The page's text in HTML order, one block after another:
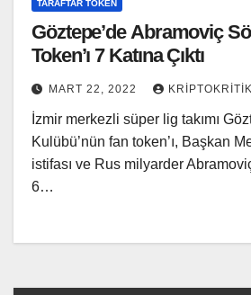
TARAFTAR TOKEN
Göztepe’de Abramoviç
Token’ı 7 Katına Çıktı
MART 22, 2022 KRIPTOKRITIK
İzmir merkezli süper lig takımı
Kulübü’nün fan token’ı, Başkan
istifası ve Rus milyarder
6…